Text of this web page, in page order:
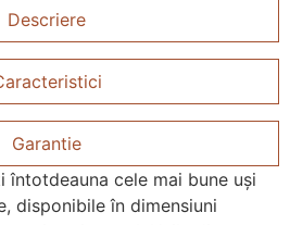
Descriere
Garantie
întotdeauna cele mai bune uși
disponibile în dimensiuni